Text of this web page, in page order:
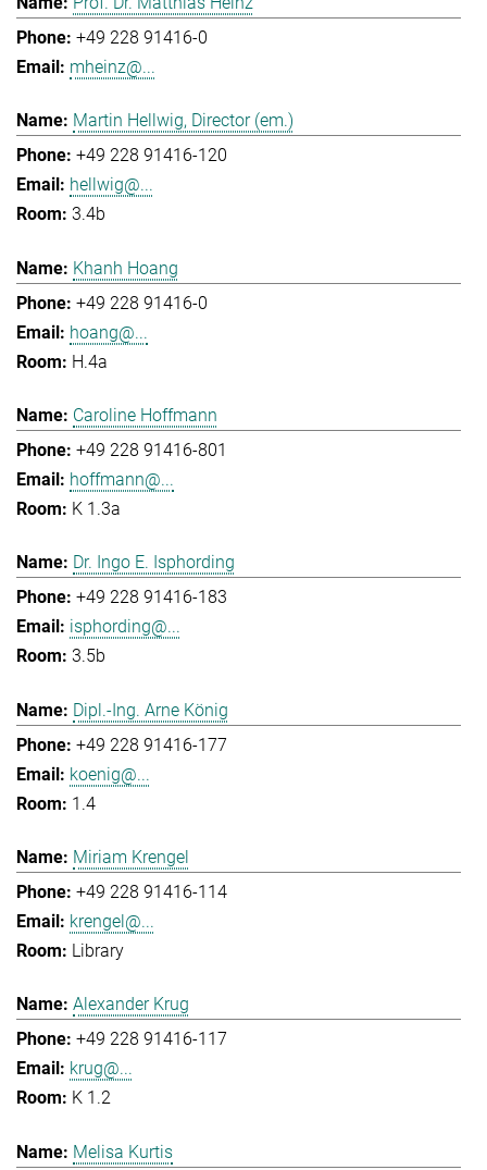
+49 228 91416-0
mheinz@...
Martin Hellwig, Director (em.)
+49 228 91416-120
hellwig@...
3.4b
Khanh Hoang
+49 228 91416-0
hoang@...
H.4a
Caroline Hoffmann
+49 228 91416-801
hoffmann@...
K 1.3a
Dr. Ingo E. Isphording
+49 228 91416-183
isphording@...
3.5b
Dipl.-Ing. Arne König
+49 228 91416-177
koenig@...
1.4
Miriam Krengel
+49 228 91416-114
krengel@...
Library
Alexander Krug
+49 228 91416-117
krug@...
K 1.2
Melisa Kurtis